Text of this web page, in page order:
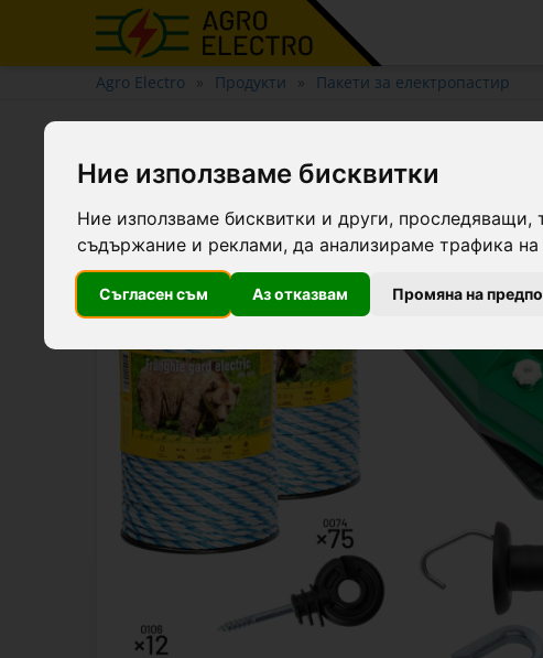
Ние използваме бисквитки
Ние използваме бисквитки и други,
съдържание и реклами, да анализираме трафика
Съгласен съм Аз отказвам Промяна на
Agro Electro Продукти Пакети за електропастир
-1.9 €